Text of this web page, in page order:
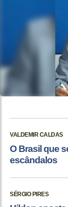
VALDEMIR CALDAS
O Brasil que
escândalos
SÉRGIO PIRES